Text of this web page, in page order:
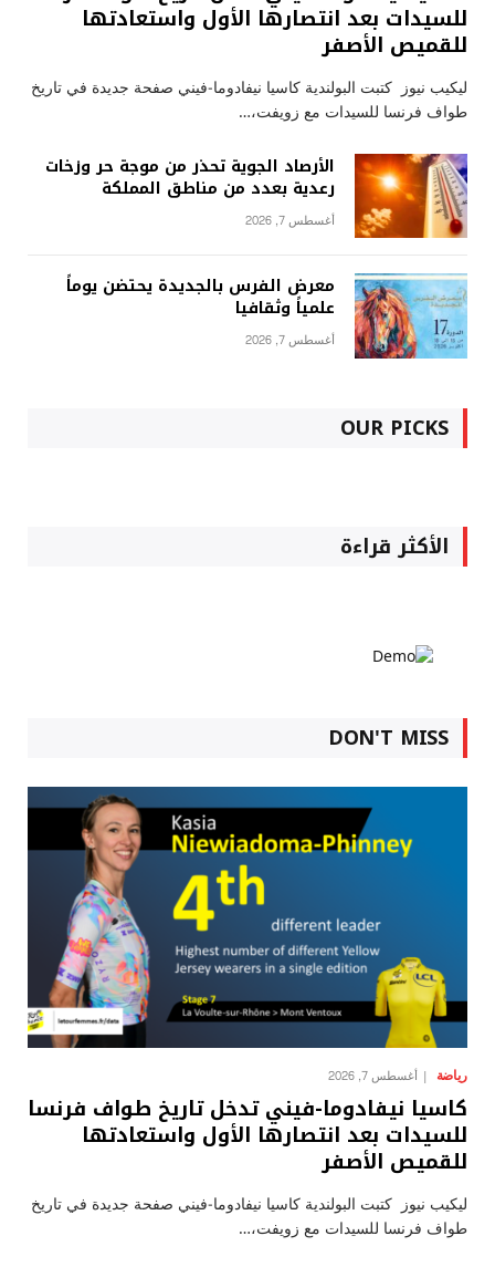
للسيدات بعد انتصارها الأول واستعادتها
للقميص الأصفر
ليكيب نيوز كتبت البولندية كاسيا نيفادوما-فيني صفحة جديدة في تاريخ
طواف فرنسا للسيدات مع زويفت،…
الأرصاد الجوية تحذر من موجة حر وزخات
رعدية بعدد من مناطق المملكة
أغسطس 7, 2026
معرض الفرس بالجديدة يحتضن يوماً
علمياً وثقافيا
أغسطس 7, 2026
OUR PICKS
الأكثر قراءة
DON'T MISS
رياضة أغسطس 7, 2026
كاسيا نيفادوما-فيني تدخل تاريخ طواف فرنسا
للسيدات بعد انتصارها الأول واستعادتها
للقميص الأصفر
ليكيب نيوز كتبت البولندية كاسيا نيفادوما-فيني صفحة جديدة في تاريخ
طواف فرنسا للسيدات مع زويفت،…